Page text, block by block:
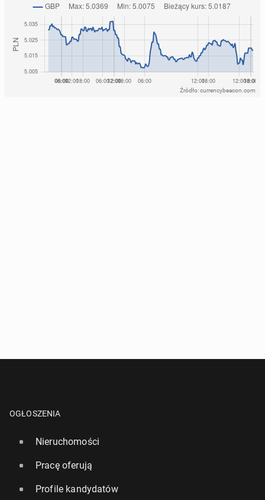
Źródło: currencybeacon.com
OGŁOSZENIA
Nieruchomości
Pracę oferują
Profile kandydatów